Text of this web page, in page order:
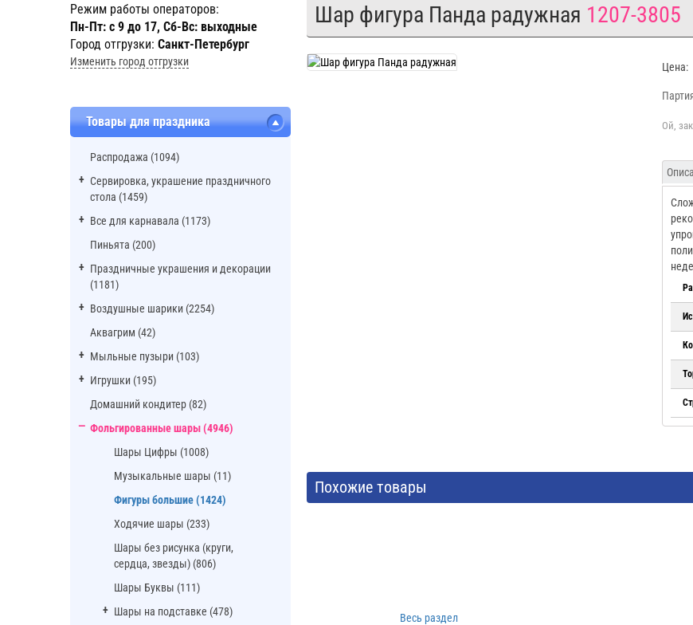
Режим работы операторов:
Пн-Пт: с 9 до 17, Сб-Вс: выходные
Город отгрузки: Санкт-Петербург
Изменить город отгрузки
Товары для праздника
Распродажа (1094)
Сервировка, украшение праздничного
стола (1459)
Все для карнавала (1173)
Пиньята (200)
Праздничные украшения и декорации
(1181)
Воздушные шарики (2254)
Аквагрим (42)
Мыльные пузыри (103)
Игрушки (195)
Домашний кондитер (82)
Фольгированные шары (4946)
Шары Цифры (1008)
Музыкальные шары (11)
Фигуры большие (1424)
Ходячие шары (233)
Шары без рисунка (круги,
сердца, звезды) (806)
Шары Буквы (111)
Шары на подставке (478)
Шар фигура Панда радужная 1207-3805
Цена:
Похожие товары
Весь раздел